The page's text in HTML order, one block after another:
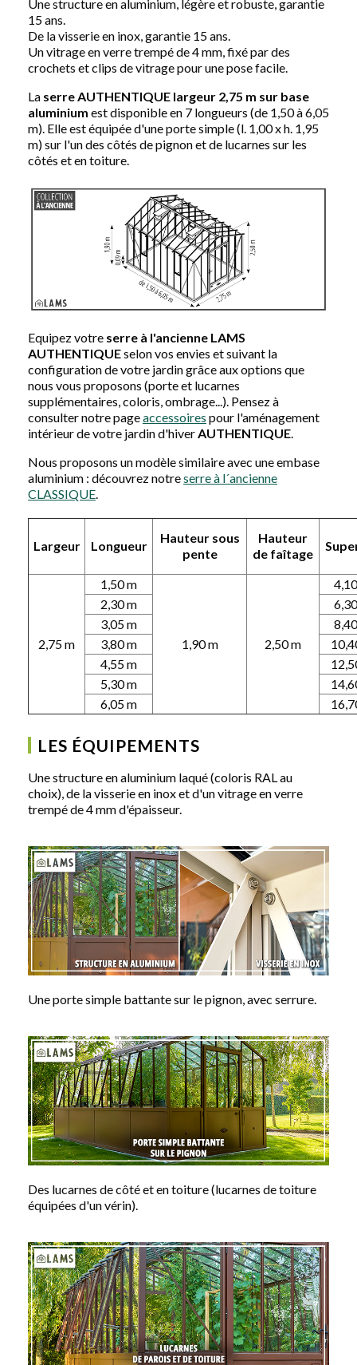
Une structure en aluminium, légère et robuste, garantie
15 ans.
De la visserie en inox, garantie 15 ans.
Un vitrage en verre trempé de 4 mm, fixé par des
crochets et clips de vitrage pour une pose facile.
La serre AUTHENTIQUE largeur 2,75 m sur base
aluminium est disponible en 7 longueurs (de 1,50 à 6,05
m). Elle est équipée d'une porte simple (l. 1,00 x h. 1,95
m) sur l'un des côtés de pignon et de lucarnes sur les
côtés et en toiture.
Equipez votre serre à l'ancienne LAMS
AUTHENTIQUEselon vos envies et suivant la
configuration de votre jardin grâce aux options que
nous vous proposons (porte et lucarnes
supplémentaires, coloris, ombrage...). Pensez à
consulter notre pageaccessoires pour l'aménagement
intérieur de votre jardin d'hiver AUTHENTIQUE
Nous proposons un modèle similaire avec une embase
aluminium : découvrez notreserre à l´ancienne
CLASSIQUE
Largeur Longueur
Hauteur sous
pente
Hauteur
de faîtage
2,75 m
1,50 m
1,90 m 2,50 m
2,30 m
3,05 m
3,80 m
4,55 m
5,30 m
6,05 m
LES ÉQUIPEMENTS
Une structure en aluminium laqué (coloris RAL au
choix), de la visserie en inox et d'un vitrage en verre
trempé de 4 mm d'épaisseur.
Une porte simple battante sur le pignon, avec serrure.
Des lucarnes de côté et en toiture (lucarnes de toiture
équipées d'un vérin).